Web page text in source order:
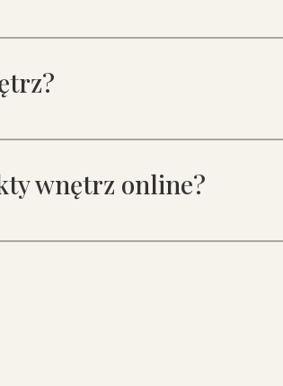
wnętrz online?